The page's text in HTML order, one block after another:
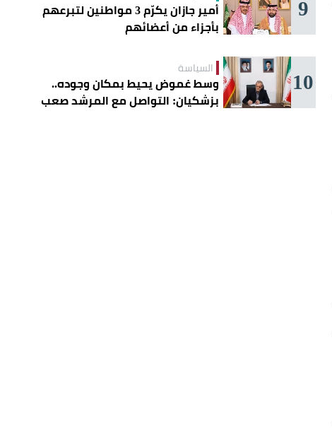
9
أمير جازان يكرّم 3 مواطنين لتبرعهم
بأجزاء من أعضائهم
10 السياسة
وسط غموض يحيط بمكان وجوده..
بزشكيان: التواصل مع المرشد صعب